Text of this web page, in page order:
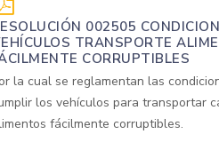
002505
TRANSPORTE
CORRUPTIBLES
la cual se reglamentan las
los vehículos para transportar
fácilmente corruptibles.